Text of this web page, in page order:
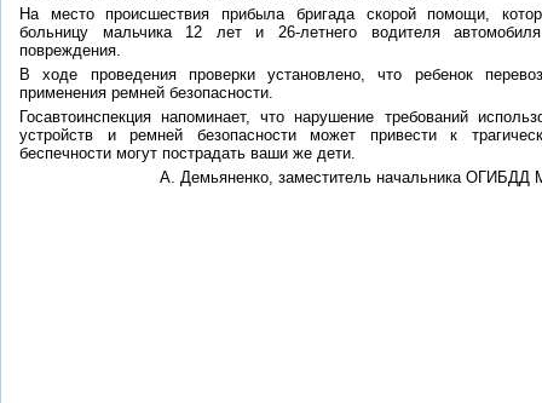
На место происшествия прибыла бригада скорой помощи,
больницу мальчика 12 лет и 26-летнего водителя
повреждения.
В ходе проведения проверки установлено, что ребенок
применения ремней безопасности.
Госавтоинспекция напоминает, что нарушение требований
устройств и ремней безопасности может привести к
беспечности могут пострадать ваши же дети.
А. Демьяненко, заместитель начальника